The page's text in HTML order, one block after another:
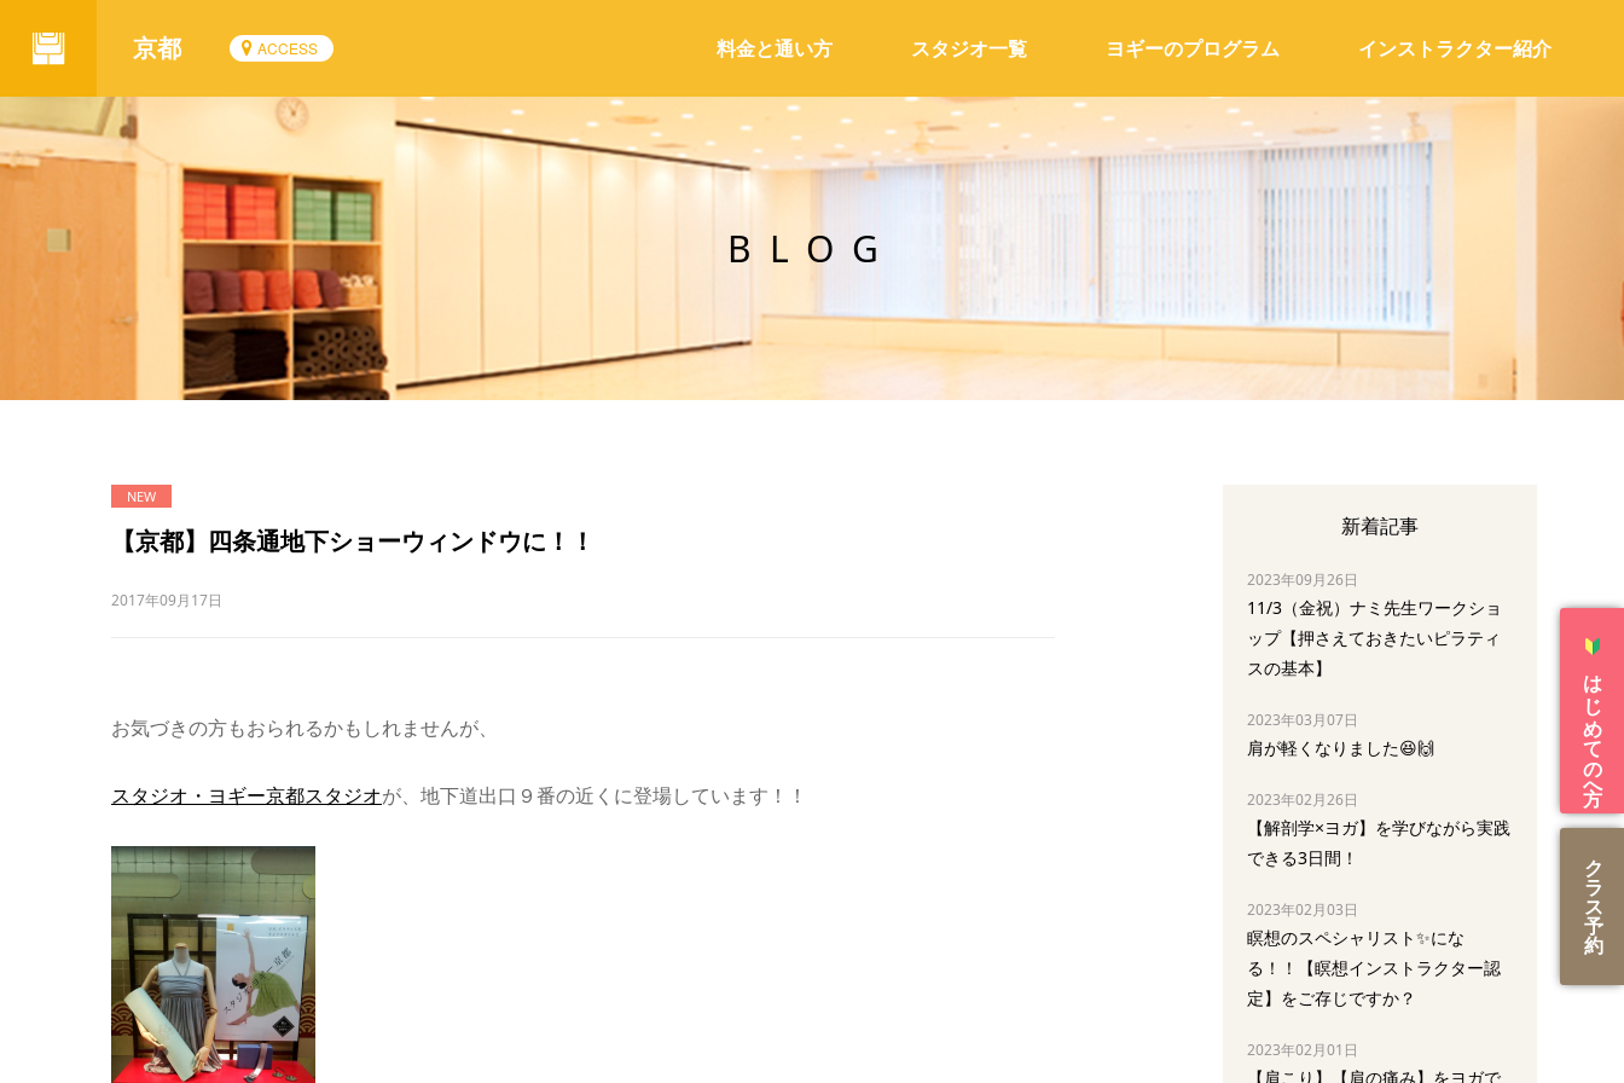
京都 ACCESS 料金と通い方 スタジオ一覧 ヨギーのプログラム インストラクター紹介
BLOG
【京都】四条通地下ショーウィンドウに！！
2017年09月17日
お気づきの方もおられるかもしれませんが、
スタジオ・ヨギー京都スタジオが、地下道出口９番の近くに登場しています！！
新着記事
2023年09月26日
11/3（金祝）ナミ先生ワークショ
ップ【押さえておきたいピラティ
スの基本】
2023年03月07日
肩が軽くなりました😆🙌
2023年02月26日
【解剖学×ヨガ】を学びながら実践
できる3日間！
2023年02月03日
瞑想のスペシャリスト✨にな
る！！【瞑想インストラクター認
定】をご存じですか？
2023年02月01日
【肩こり】【肩の痛み】をヨガで
はじめての方へ
ク
ラ
ス
予
約